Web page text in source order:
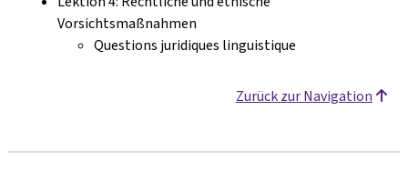
Vorsichtsmaßnahmen
Questions juridiques linguistique
Zurück zur Navigation